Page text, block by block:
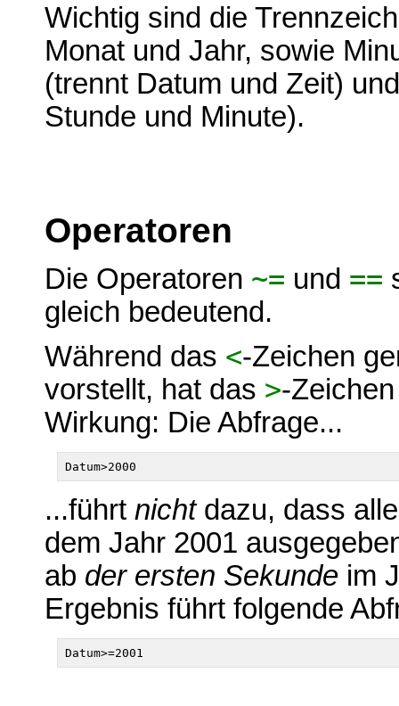
Wichtig sind die
Monat und Jahr, sowie
(trennt Datum und Zeit)
Stunde und Minute).
Operatoren
Die Operatoren ~= und ==
gleich bedeutend.
Während das <-Zeichen
vorstellt, hat das >-
Wirkung: Die Abfrage...
...führt nichtdazu, dass
dem Jahr 2001
ab der ersten Sekunde im
Ergebnis führt folgende